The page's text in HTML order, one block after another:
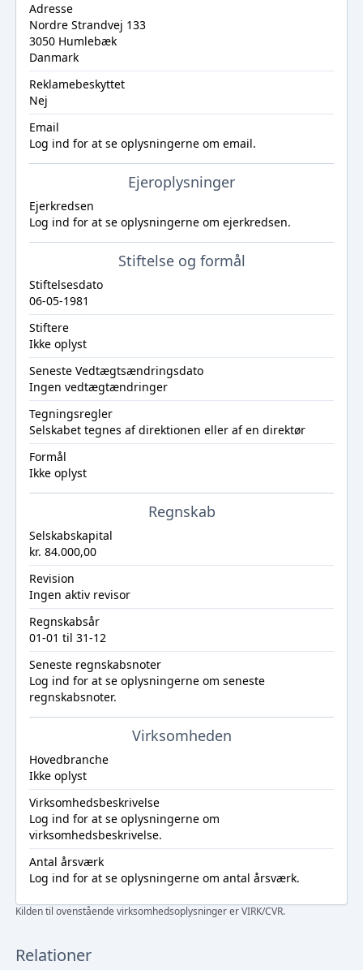
Adresse
Nordre Strandvej 133
3050 Humlebæk
Danmark
Reklamebeskyttet
Nej
Email
Log ind for at se oplysningerne om email.
Ejeroplysninger
Ejerkredsen
Log ind for at se oplysningerne om ejerkredsen.
Stiftelse og formål
Stiftelsesdato
06-05-1981
Stiftere
Ikke oplyst
Seneste Vedtægtsændringsdato
Ingen vedtægtændringer
Tegningsregler
Selskabet tegnes af direktionen eller af en direktør
Formål
Ikke oplyst
Regnskab
Selskabskapital
kr. 84.000,00
Revision
Ingen aktiv revisor
Regnskabsår
01-01 til 31-12
Seneste regnskabsnoter
Log ind for at se oplysningerne om seneste
regnskabsnoter.
Virksomheden
Hovedbranche
Ikke oplyst
Virksomhedsbeskrivelse
Log ind for at se oplysningerne om
virksomhedsbeskrivelse.
Antal årsværk
Log ind for at se oplysningerne om antal årsværk.
Kilden til ovenstående virksomhedsoplysninger er VIRK/CVR.
Relationer